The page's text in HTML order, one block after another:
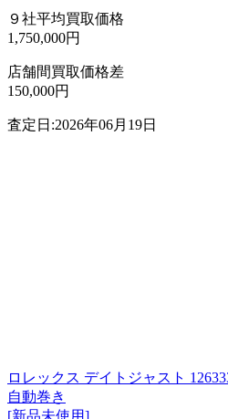
９社平均買取価格
1,750,000円
店舗間買取価格差
150,000円
査定日:2026年06月19日
ロレックス デイトジャスト
自動巻き
[新品未使用]